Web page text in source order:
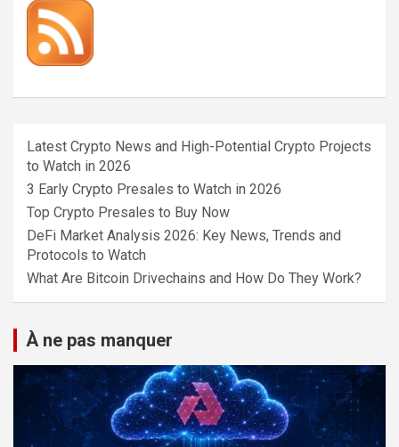
Latest Crypto News and High-Potential Crypto Projects
to Watch in 2026
3 Early Crypto Presales to Watch in 2026
Top Crypto Presales to Buy Now
DeFi Market Analysis 2026: Key News, Trends and
Protocols to Watch
What Are Bitcoin Drivechains and How Do They Work?
À ne pas manquer